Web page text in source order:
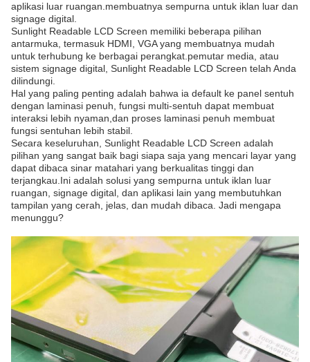
aplikasi luar ruangan.membuatnya sempurna untuk iklan luar dan
signage digital.
Sunlight Readable LCD Screen memiliki beberapa pilihan
antarmuka, termasuk HDMI, VGA yang membuatnya mudah
untuk terhubung ke berbagai perangkat.pemutar media, atau
sistem signage digital, Sunlight Readable LCD Screen telah Anda
dilindungi.
Hal yang paling penting adalah bahwa ia default ke panel sentuh
dengan laminasi penuh, fungsi multi-sentuh dapat membuat
interaksi lebih nyaman,dan proses laminasi penuh membuat
fungsi sentuhan lebih stabil.
Secara keseluruhan, Sunlight Readable LCD Screen adalah
pilihan yang sangat baik bagi siapa saja yang mencari layar yang
dapat dibaca sinar matahari yang berkualitas tinggi dan
terjangkau.Ini adalah solusi yang sempurna untuk iklan luar
ruangan, signage digital, dan aplikasi lain yang membutuhkan
tampilan yang cerah, jelas, dan mudah dibaca. Jadi mengapa
menunggu?